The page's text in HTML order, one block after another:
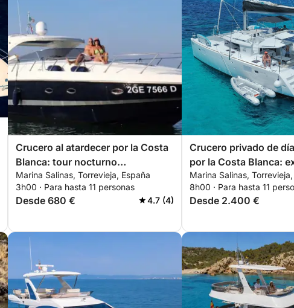
Crucero al atardecer por la Costa
Blanca: tour nocturno
personalizable desde Torrevieja a
La Manga y Tabarca
Marina Salinas, Torrevieja, España
3h00 · Para hasta 11 personas
Desde 680 € 4.7 (4)
Crucero privado de
por la Costa Blanca:
de navegación
desde Torrevieja a
Manga
Marina Salinas,
8h00 · Para hasta 11
Desde 2.400 €